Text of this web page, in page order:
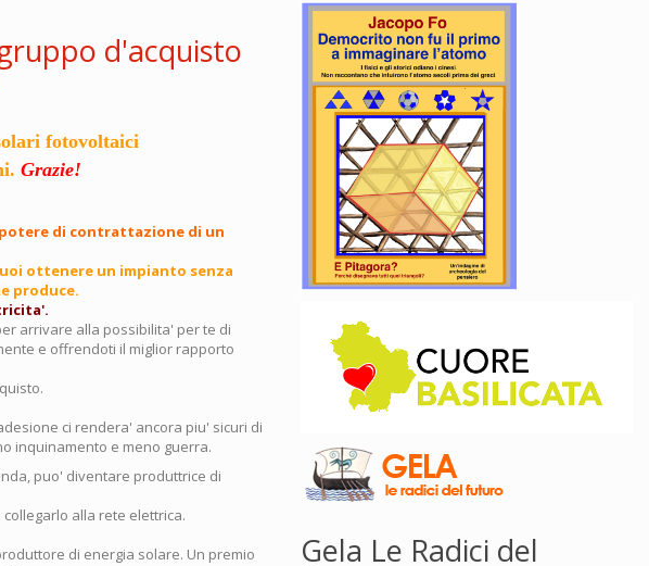
d'acquisto
fotovoltaici
Grazie!
di contrattazione di un
ottenere un impianto senza
produce.
arrivare alla possibilita' per te di
e offrendoti il miglior rapporto
ci rendera' ancora piu' sicuri di
inquinamento e meno guerra.
puo' diventare produttrice di
alla rete elettrica.
di energia solare. Un premio
Gela Le Radici del